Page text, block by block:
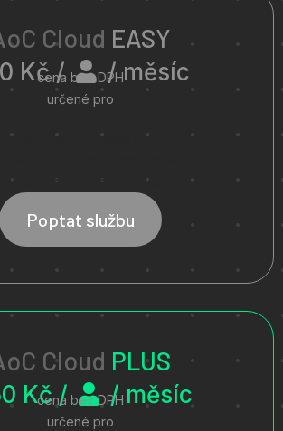
Cloud EASY
Kč / / měsíc
cena bez DPH
určené pro
Poptat službu
Cloud PLUS
Kč / / měsíc
cena bez DPH
určené pro